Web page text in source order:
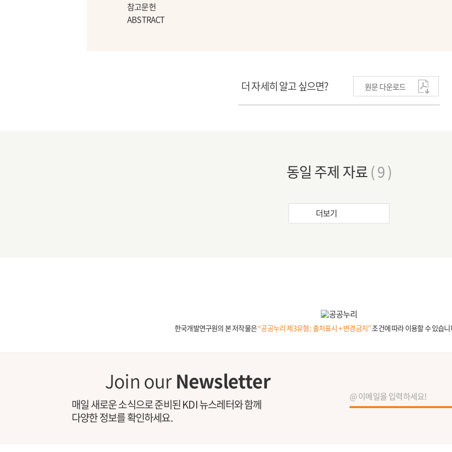
참고문헌
ABSTRACT
더 자세히 알고 싶으면? 원문 다운로드
동일 주제 자료( 9 )
더보기
한국개발연구원의 본 저작물은“공공누리 제3유형 : 출처표시 + 변경금지”조건에 따라 이용할 수 있습니
Join ourNewsletter
매일 새로운 소식으로 준비된 KDI 뉴스레터와 함께
다양한 정보를 확인하세요.